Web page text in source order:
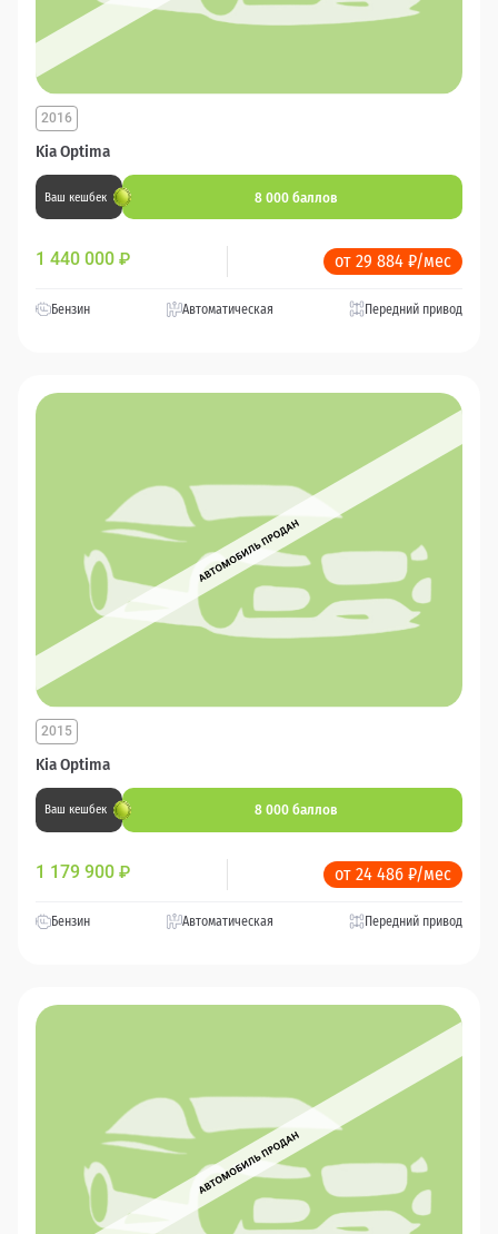
Kia Optima
2016
Ваш кешбек 8 000 баллов
1 440 000 ₽ от 29 884 ₽/мес
Бензин Автоматическая Передний привод
Kia Optima
2015
Ваш кешбек 8 000 баллов
1 179 900 ₽ от 24 486 ₽/мес
Бензин Автоматическая Передний привод